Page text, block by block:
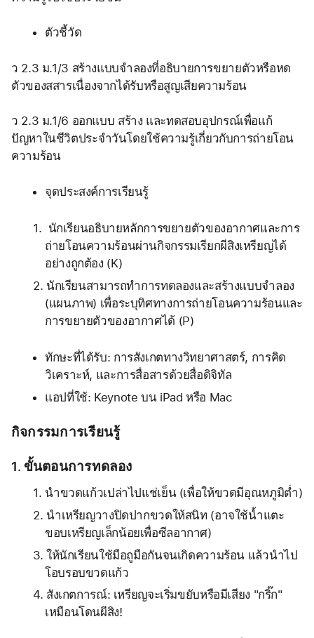
ตัวชี้วัด
ว 2.3 ม.1/3 สร้างแบบจำลองที่อธิบายการขยายตัวหรือหด
ตัวของสสารเนื่องจากได้รับหรือสูญเสียความร้อน
ว 2.3 ม.1/6 ออกแบบ สร้าง และทดสอบอุปกรณ์เพื่อแก้
ปัญหาในชีวิตประจำวันโดยใช้ความรู้เกี่ยวกับการถ่ายโอน
ความร้อน
จุดประสงค์การเรียนรู้
นักเรียนอธิบายหลักการขยายตัวของอากาศและการ
ถ่ายโอนความร้อนผ่านกิจกรรมเรียกผีสิงเหรียญได้
อย่างถูกต้อง (K)
นักเรียนสามารถทำการทดลองและสร้างแบบจำลอง
(แผนภาพ) เพื่อระบุทิศทางการถ่ายโอนความร้อนและ
การขยายตัวของอากาศได้ (P)
ทักษะที่ได้รับ: การสังเกตทางวิทยาศาสตร์, การคิด
วิเคราะห์, และการสื่อสารด้วยสื่อดิจิทัล
แอปที่ใช้: Keynote บน iPad หรือ Mac
กิจกรรมการเรียนรู้
1. ขั้นตอนการทดลอง
นำขวดแก้วเปล่าไปแช่เย็น (เพื่อให้ขวดมีอุณหภูมิต่ำ)
นำเหรียญวางปิดปากขวดให้สนิท (อาจใช้น้ำแตะ
ขอบเหรียญเล็กน้อยเพื่อซีลอากาศ)
ให้นักเรียนใช้มือถูมือกันจนเกิดความร้อน แล้วนำไป
โอบรอบขวดแก้ว
สังเกตการณ์: เหรียญจะเริ่มขยับหรือมีเสียง "กริ๊ก"
เหมือนโดนผีสิง!